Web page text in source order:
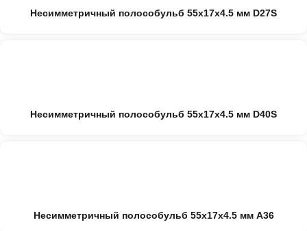
Несимметричный полособульб 55x17x4.5 мм D27S
Несимметричный полособульб 55x17x4.5 мм D40S
Несимметричный полособульб 55x17x4.5 мм A36